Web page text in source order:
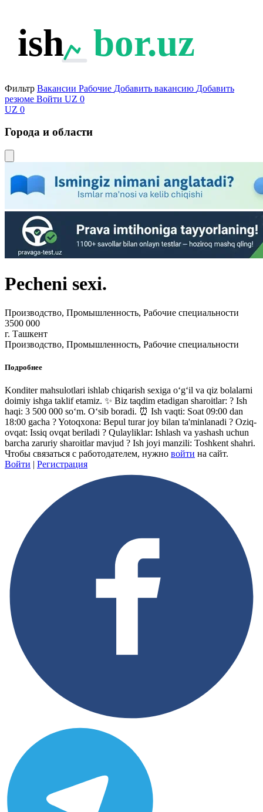
ish bor.uz
Фильтр Вакансии Рабочие Добавить вакансию Добавить
резюме Войти UZ 0
UZ 0
Города и области
Pecheni sexi.
Производство, Промышленность, Рабочие специальности
3500 000
г. Ташкент
Производство, Промышленность, Рабочие специальности
Подробнее
Konditer mahsulotlari ishlab chiqarish sexiga o‘g‘il va qiz bolalarni
doimiy ishga taklif etamiz. ✨ Biz taqdim etadigan sharoitlar: ? Ish
haqi: 3 500 000 so‘m. Oʻsib boradi. ⏰ Ish vaqti: Soat 09:00 dan
18:00 gacha ? Yotoqxona: Bepul turar joy bilan ta'minlanadi ? Oziq-
ovqat: Issiq ovqat beriladi ? Qulayliklar: Ishlash va yashash uchun
barcha zaruriy sharoitlar mavjud ? Ish joyi manzili: Toshkent shahri.
Чтобы связаться с работодателем, нужно войти на сайт.
Войти | Регистрация